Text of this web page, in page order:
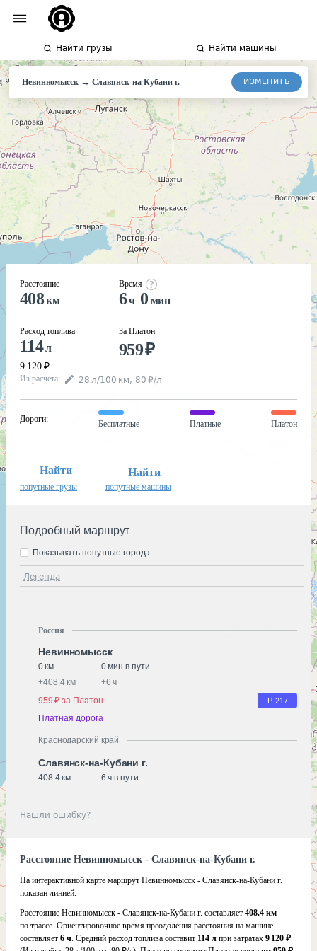
Найти грузы Найти машины
Невинномысск→ Славянск-на-Кубани г. ИЗМЕНИТЬ
Расстояние
408км
Расход топлива
114л
9 120 ₽
Время
6ч 0 мин
За Платон
959₽
Из расчёта: 28 л/100 км, 80 ₽/л
Дороги:
Бесплатные Платные Платон
Найти
попутные грузы
Найти
попутные машины
Подробный маршрут
Легенда
Показывать попутные города
Россия
Невинномысск
0 км
0 мин в пути
+408.4 км +6 ч
959 ₽ за Платон
Р-217
Платная дорога
Краснодарский край
Славянск-на-Кубани г.
408.4 км 6 ч в пути
Нашли ошибку?
Расстояние Невинномысск - Славянск-на-Кубани г.
На интерактивной карте маршрут Невинномысск - Славянск-на-Кубани г.
показан линией.
Расстояние Невинномысск - Славянск-на-Кубани г. составляет 408.4 км
по трассе. Ориентировочное время преодоления расстояния на машине
составляет 6 ч. Средний расход топлива составит 114 л при затратах 9 120 ₽